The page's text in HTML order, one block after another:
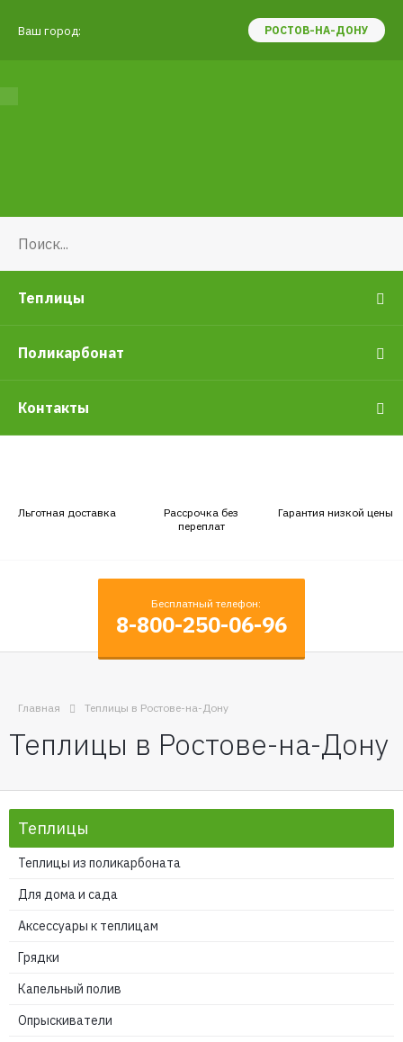
Ваш город: РОСТОВ-НА-ДОНУ
Теплицы
Поликарбонат
Контакты
Льготная доставка
Рассрочка без
переплат
Гарантия низкой цены
Бесплатный телефон:
8-800-250-06-96
Главная Теплицы в Ростове-на-Дону
Теплицы в Ростове-на-Дону
Теплицы
Теплицы из поликарбоната
Для дома и сада
Аксессуары к теплицам
Грядки
Капельный полив
Опрыскиватели